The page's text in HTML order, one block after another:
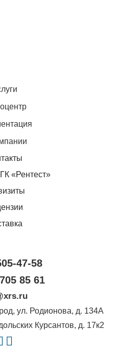
«Рентест»
47-58
85 61
, ул. Родионова, д. 134А
Курсантов, д. 17к2